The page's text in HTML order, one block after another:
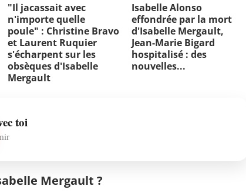
"Il jacassait avec
n'importe quelle
poule" : Christine Bravo
et Laurent Ruquier
s'écharpent sur les
obsèques d'Isabelle
Mergault
Isabelle Alonso
effondrée par la mort
d'Isabelle Mergault,
Jean-Marie Bigard
hospitalisé : des
nouvelles...
toi
Mergault ?